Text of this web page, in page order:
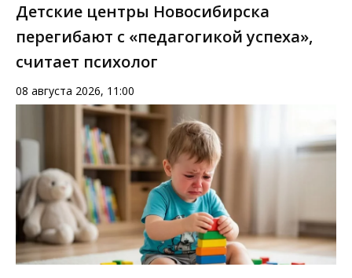
Детские центры Новосибирска
перегибают с «педагогикой успеха»,
считает психолог
08 августа 2026, 11:00